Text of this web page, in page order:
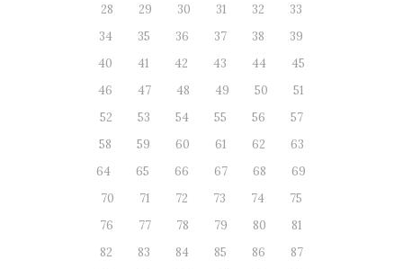
28
29 30 31 32
33
34
35 36 37 38
39
40
41 42 43 44
45
46
47 48 49 50
51
52
53 54 55 56
57
58
59 60 61 62
63
64
65 66 67 68
69
70
71 72 73 74
75
76
77 78 79 80
81
82
83 84 85 86
87